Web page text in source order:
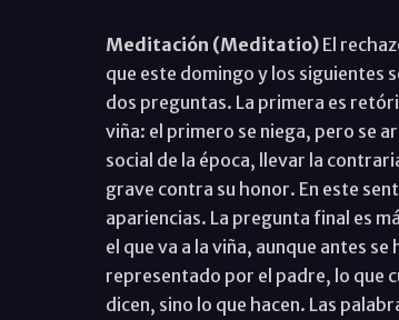
Meditación (Meditatio) El
que este domingo y los siguientes
dos preguntas. La primera es
viña: el primero se niega, pero se
social de la época, llevar la
grave contra su honor. En este
apariencias. La pregunta final es
el que va a la viña, aunque antes
representado por el padre, lo que
dicen, sino lo que hacen. Las